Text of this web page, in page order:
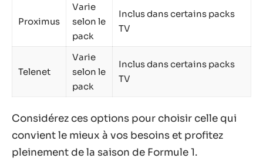
Proximus
Varie
selon le
pack
Inclus dans certains packs
TV
Telenet
Varie
selon le
pack
Inclus dans certains packs
TV
Considérez ces options pour choisir celle qui
convient le mieux à vos besoins et profitez
pleinement de la saison de Formule 1.